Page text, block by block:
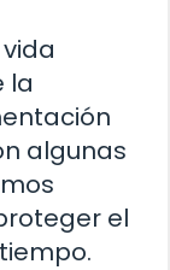
la
algunas
el